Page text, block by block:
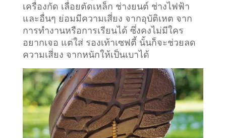
เครื่องกัด เลื่อยตัดเหล็ก ช่างยนต์ ช่างไฟฟ้า
และอื่นๆ ย่อมมีความเสี่ยง จากอุบัติเหต จาก
การทำงานหรือการเรียนได้ ซึ่งคงไม่มีใคร
อยากเจอ แต่ใส่ รองเท้าเซฟตี้ นั้นก็จะช่วยลด
ความเสี่ยง จากหนักให้เป็นเบาได้